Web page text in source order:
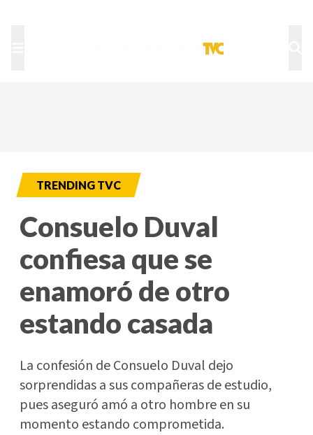
TRENDING TVC
Consuelo Duval
confiesa que se
enamoró de otro
estando casada
La confesión de Consuelo Duval dejo
sorprendidas a sus compañeras de estudio,
pues aseguró amó a otro hombre en su
momento estando comprometida.